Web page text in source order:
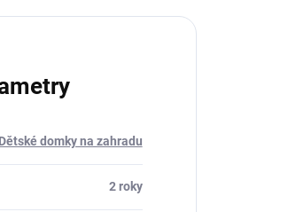
Dětské domky na zahradu
2 roky